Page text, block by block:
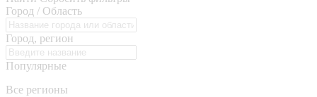
Город / Область
Город, регион
Популярные
Все регионы